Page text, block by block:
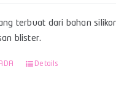
terbuat dari bahan
blister.
Details